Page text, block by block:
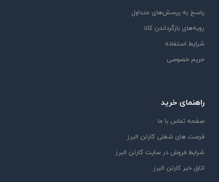
پاسخ به پرسش‌های متداول
رویه‌های بازگرداندن کالا
شرایط استفاده
حریم خصوصی
راهنمای خرید
صفحه تماس با ما
فرصت های شغلی کارتن البرز
شرایط فروش در سایت کارتن البرز
اتاق خبر کارتن البرز